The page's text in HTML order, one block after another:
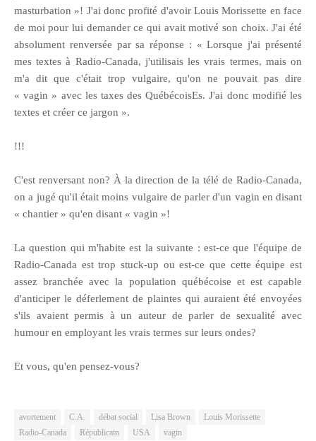
masturbation »! J'ai donc profité d'avoir Louis Morissette en face
de moi pour lui demander ce qui avait motivé son choix. J'ai été
absolument renversée par sa réponse : « Lorsque j'ai présenté
mes textes à Radio-Canada, j'utilisais les vrais termes, mais on
m'a dit que c'était trop vulgaire, qu'on ne pouvait pas dire
« vagin » avec les taxes des QuébécoisEs. J'ai donc modifié les
textes et créer ce jargon ».
!!!
C'est renversant non? À la direction de la télé de Radio-Canada,
on a jugé qu'il était moins vulgaire de parler d'un vagin en disant
« chantier » qu'en disant « vagin »!
La question qui m'habite est la suivante : est-ce que l'équipe de
Radio-Canada est trop stuck-up ou est-ce que cette équipe est
assez branchée avec la population québécoise et est capable
d'anticiper le déferlement de plaintes qui auraient été envoyées
s'ils avaient permis à un auteur de parler de sexualité avec
humour en employant les vrais termes sur leurs ondes?
Et vous, qu'en pensez-vous?
avortement C.A. débat social Lisa Brown
Louis Morissette
Radio-Canada
Républicain USA vagin